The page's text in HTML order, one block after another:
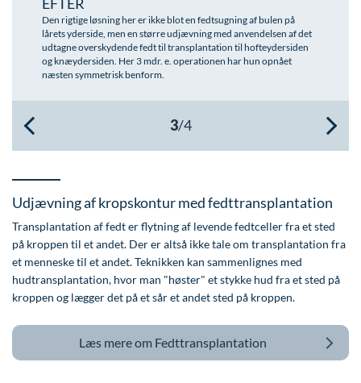
Øre-næse-hals
Den rigtige løsning her er ikke blot en fedtsugning af bulen på
lårets yderside, men en større udjævning med anvendelsen af det
udtagne overskydende fedt til transplantation til hofteydersiden
og knæydersiden. Her 3 mdr. e. operationen har hun opnået
næsten symmetrisk benform.
Udjævning af kropskontur med fedttransplantation
Transplantation af fedt er flytning af levende fedtceller fra et sted
på kroppen til et andet. Der er altså ikke tale om transplantation fra
et menneske til et andet. Teknikken kan sammenlignes med
hudtransplantation, hvor man "høster" et stykke hud fra et sted på
kroppen og lægger det på et sår et andet sted på kroppen.
Læs mere om Fedttransplantation